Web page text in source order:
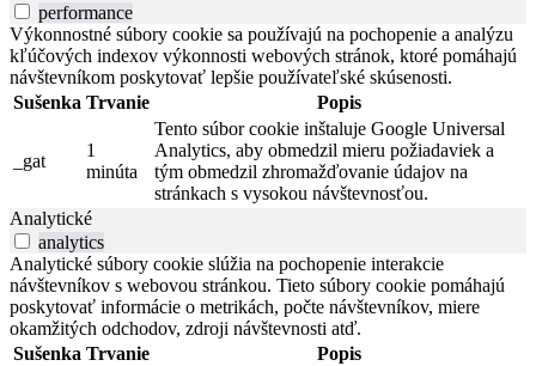
performance
Výkonnostné súbory cookie sa používajú na pochopenie a analýzu
kľúčových indexov výkonnosti webových stránok, ktoré pomáhajú
návštevníkom poskytovať lepšie používateľské skúsenosti.
Sušenka Trvanie Popis
_gat
1
minúta
Tento súbor cookie inštaluje Google Universal
Analytics, aby obmedzil mieru požiadaviek a
tým obmedzil zhromažďovanie údajov na
stránkach s vysokou návštevnosťou.
Analytické
analytics
Analytické súbory cookie slúžia na pochopenie interakcie
návštevníkov s webovou stránkou. Tieto súbory cookie pomáhajú
poskytovať informácie o metrikách, počte návštevníkov, miere
okamžitých odchodov, zdroji návštevnosti atď.
Sušenka Trvanie Popis